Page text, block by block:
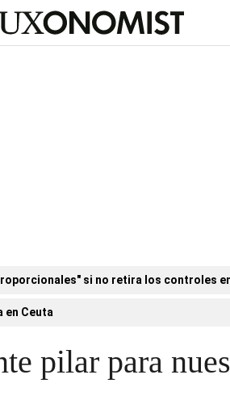
si no retira los controles
en Ceuta
pilar para